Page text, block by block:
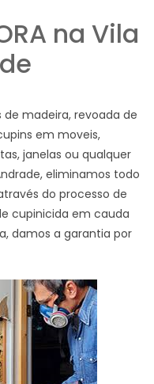
na Vila
madeira, revoada de
em moveis,
janelas ou qualquer
eliminamos todo
do processo de
cupinicida em cauda
damos a garantia por